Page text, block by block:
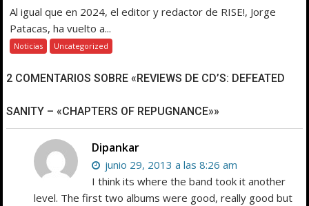
Al igual que en 2024, el editor y redactor de RISE!, Jorge
Patacas, ha vuelto a...
Noticias Uncategorized
2 COMENTARIOS SOBRE «REVIEWS DE CD’S: DEFEATED
SANITY – «CHAPTERS OF REPUGNANCE»»
Dipankar
junio 29, 2013 a las 8:26 am
I think its where the band took it another
level. The first two albums were good, really good but